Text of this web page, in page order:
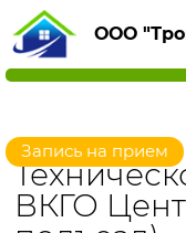
ООО
Запись на прием
ВКГО